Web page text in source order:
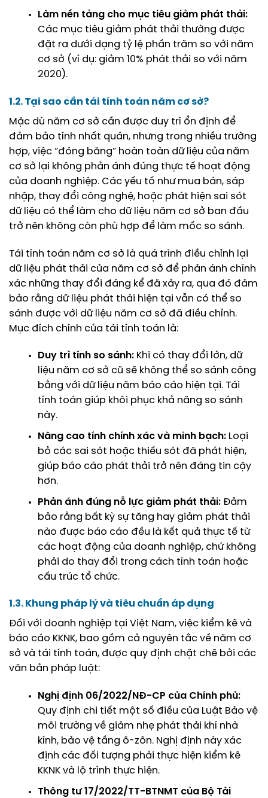
Làm nền tảng cho mục tiêu giảm phát thải:
Các mục tiêu giảm phát thải thường được
đặt ra dưới dạng tỷ lệ phần trăm so với năm
cơ sở (ví dụ: giảm 10% phát thải so với năm
2020).
1.2. Tại sao cần tái tính toán năm cơ sở?
Mặc dù năm cơ sở cần được duy trì ổn định để
đảm bảo tính nhất quán, nhưng trong nhiều trường
hợp, việc “đóng băng” hoàn toàn dữ liệu của năm
cơ sở lại không phản ánh đúng thực tế hoạt động
của doanh nghiệp. Các yếu tố như mua bán, sáp
nhập, thay đổi công nghệ, hoặc phát hiện sai sót
dữ liệu có thể làm cho dữ liệu năm cơ sở ban đầu
trở nên không còn phù hợp để làm mốc so sánh.
Tái tính toán năm cơ sở là quá trình điều chỉnh lại
dữ liệu phát thải của năm cơ sở để phản ánh chính
xác những thay đổi đáng kể đã xảy ra, qua đó đảm
bảo rằng dữ liệu phát thải hiện tại vẫn có thể so
sánh được với dữ liệu năm cơ sở đã điều chỉnh.
Mục đích chính của tái tính toán là:
Duy trì tính so sánh: Khi có thay đổi lớn, dữ
liệu năm cơ sở cũ sẽ không thể so sánh công
bằng với dữ liệu năm báo cáo hiện tại. Tái
tính toán giúp khôi phục khả năng so sánh
này.
Nâng cao tính chính xác và minh bạch: Loại
bỏ các sai sót hoặc thiếu sót đã phát hiện,
giúp báo cáo phát thải trở nên đáng tin cậy
hơn.
Phản ánh đúng nỗ lực giảm phát thải: Đảm
bảo rằng bất kỳ sự tăng hay giảm phát thải
nào được báo cáo đều là kết quả thực tế từ
các hoạt động của doanh nghiệp, chứ không
phải do thay đổi trong cách tính toán hoặc
cấu trúc tổ chức.
1.3. Khung pháp lý và tiêu chuẩn áp dụng
Đối với doanh nghiệp tại Việt Nam, việc kiểm kê và
báo cáo KKNK, bao gồm cả nguyên tắc về năm cơ
sở và tái tính toán, được quy định chặt chẽ bởi các
văn bản pháp luật:
Nghị định 06/2022/NĐ-CP của Chính phủ:
Quy định chi tiết một số điều của Luật Bảo vệ
môi trường về giảm nhẹ phát thải khí nhà
kính, bảo vệ tầng ô-zôn. Nghị định này xác
định các đối tượng phải thực hiện kiểm kê
KKNK và lộ trình thực hiện.
Thông tư 17/2022/TT-BTNMT của Bộ Tài